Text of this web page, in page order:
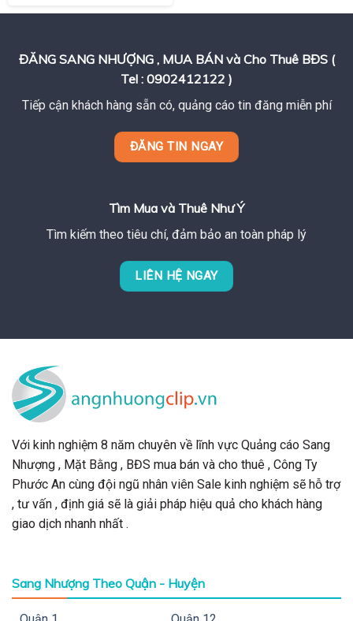
ĐĂNG SANG NHƯỢNG , MUA BÁN và Cho Thuê BĐS (
Tel : 0902412122 )
Tiếp cận khách hàng sẵn có, quảng cáo tin đăng miễn phí
ĐĂNG TIN NGAY
Tìm Mua và Thuê Như Ý
Tìm kiếm theo tiêu chí, đảm bảo an toàn pháp lý
LIÊN HỆ NGAY
Với kinh nghiệm 8 năm chuyên về lĩnh vực Quảng cáo Sang
Nhượng , Mặt Bằng , BĐS mua bán và cho thuê , Công Ty
Phước An cùng đội ngũ nhân viên Sale kinh nghiệm sẽ hỗ trợ
, tư vấn , định giá sẽ là giải pháp hiệu quả cho khách hàng
giao dịch nhanh nhất .
Sang Nhượng Theo Quận - Huyện